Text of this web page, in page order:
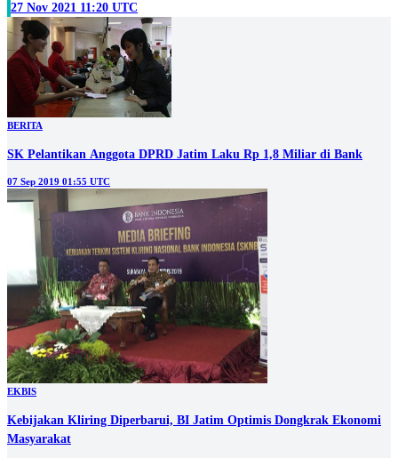
27 Nov 2021 11:20 UTC
BERITA
SK Pelantikan Anggota DPRD Jatim Laku Rp 1,8 Miliar di Bank
07 Sep 2019 01:55 UTC
EKBIS
Kebijakan Kliring Diperbarui, BI Jatim Optimis Dongkrak Ekonomi
Masyarakat